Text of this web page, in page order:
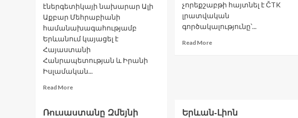
Միջազգային
էներգետիկայի նախարար Ալի
Աքբար Մեհրաբիանի
համանախագահությամբ
Երևանում կայացել է
Հայաստանի
Հանրապետության և Իրանի
Իսլամական...
Read MoreRead
Իրանի
չորեքշաբթի հայտնել է ČTK
լրատվական
գործակալությունը՝...
Read MoreRead
է
Ռուսաստանը Զմեյնի
Երևան-Լիոն